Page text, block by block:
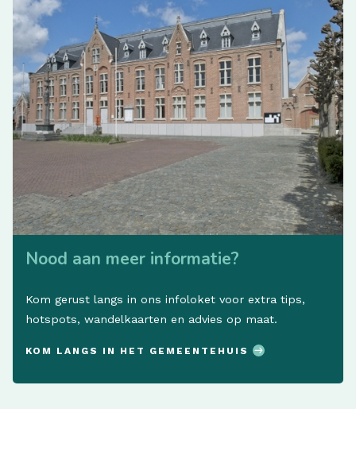
Nood aan meer informatie?
Kom gerust langs in ons infoloket voor extra tips,
hotspots, wandelkaarten en advies op maat.
KOM LANGS IN HET GEMEENTEHUIS